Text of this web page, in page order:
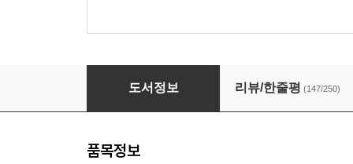
인어가 잠든 집
도서정보 리뷰/한줄평 (147/250)
품목정보